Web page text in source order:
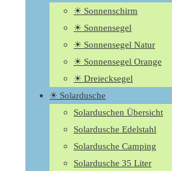
☀ Sonnenschirm
☀ Sonnensegel
☀ Sonnensegel Natur
☀ Sonnensegel Orange
☀ Dreiecksegel
☀ Solardusche
Solarduschen Übersicht
Solardusche Edelstahl
Solardusche Camping
Solardusche 35 Liter